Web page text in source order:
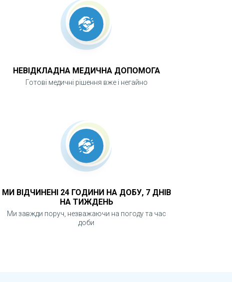
НЕВІДКЛАДНА МЕДИЧНА ДОПОМОГА
Готові медичні рішення вже і негайно
МИ ВІДЧИНЕНІ 24 ГОДИНИ НА ДОБУ, 7 ДНІВ
НА ТИЖДЕНЬ
Ми завжди поруч, незважаючи на погоду та час
доби